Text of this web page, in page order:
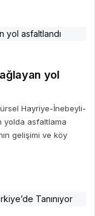
yol
Hayriye-İnebeyli-
yolda asfaltlama
gelişimi ve köy